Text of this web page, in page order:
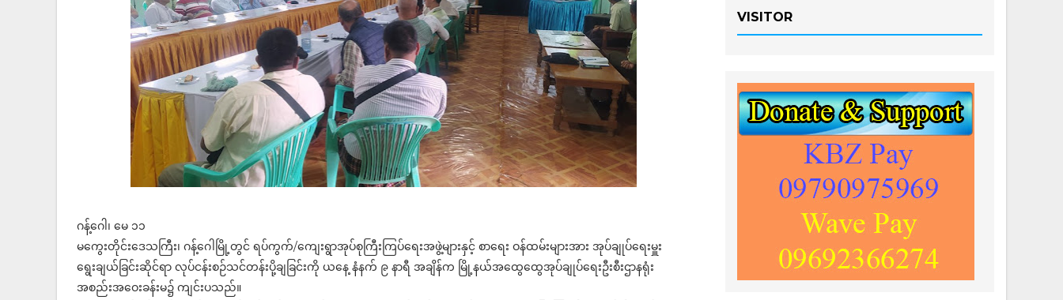
ဂန့်ဂေါ၊ မေ ၁၁
မကွေးတိုင်းဒေသကြီး၊ ဂန့်ဂေါမြို့တွင် ရပ်ကွက်/ကျေးရွာအုပ်စုကြီးကြပ်ရေးအဖွဲ့များနှင့် စာရေး ဝန်ထမ်းများအား အုပ်ချုပ်ရေးမှူး
ရွေးချယ်ခြင်းဆိုင်ရာ လုပ်ငန်းစဉ်သင်တန်းပို့ချခြင်းကို ယနေ့ နံနက် ၉ နာရီ အချိန်က မြို့နယ်အထွေထွေအုပ်ချုပ်ရေးဦးစီးဌာနရုံး
အစည်းအဝေးခန်းမ၌ ကျင်းပသည်။
VISITOR